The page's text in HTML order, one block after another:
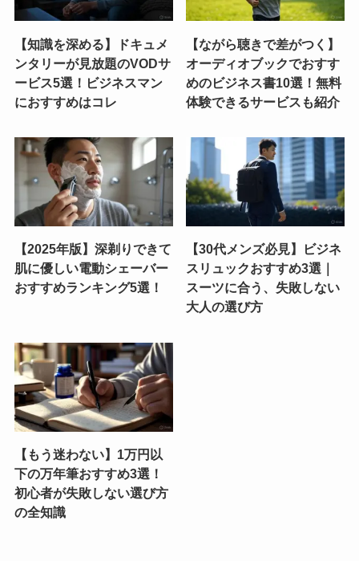
【知識を深める】ドキュメ
ンタリーが見放題のVODサ
ービス5選！ビジネスマン
におすすめはコレ
【ながら聴きで差がつく】
オーディオブックでおすす
めのビジネス書10選！無料
体験できるサービスも紹介
【2025年版】深剃りできて
肌に優しい電動シェーバー
おすすめランキング5選！
【30代メンズ必見】ビジネ
スリュックおすすめ3選｜
スーツに合う、失敗しない
大人の選び方
【もう迷わない】1万円以
下の万年筆おすすめ3選！
初心者が失敗しない選び方
の全知識